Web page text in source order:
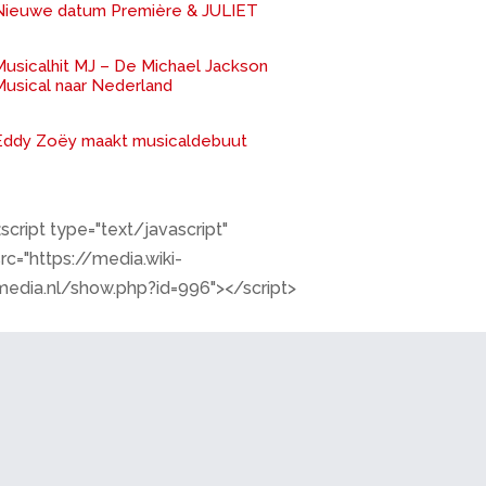
datum Première & JULIET
MJ – De Michael Jackson
naar Nederland
Zoëy maakt musicaldebuut
type="text/javascript"
media.wiki-
show.php?id=996"></script>